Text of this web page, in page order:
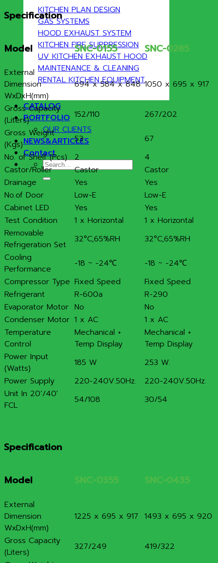
KITCHEN PLAN DESIGN
GAS SYSTEMS
HOOD EXHAUST SYSTEM
KITCHEN FIRE SUPPRESSION
UV KITCHEN EXHAUST HOOD
MAINTENANCE & CLEANING
RENTAL KITCHEN EQUIPMENT
CATALOG
PORTFOLIO
OUR CLIENTS
NEWS&ARTICLES
Contact
Search
for:
Specification
Model SNC-0155 SNC-0285
External
Dimension
WxDxH(mm)
694 x 584 x 848 1050 x 695 x 917
Gross Capacity
(Liters)
152/110
267/202
Gross Weight
(Kgs)
53
67
No. of Shelf (Pcs)
2
4
Castor/Roller
Castor
Castor
Drainage
Yes
Yes
No.of Door
Low-E
Low-E
Cabinet LED
Yes
Yes
Test Condition
1 x Horizontal
1 x Horizontal
Removable
Refrigeration Set
32°C,65%RH
32°C,65%RH
Cooling
Performance
-18 ~ -24℃
-18 ~ -24℃
Compressor Type Fixed Speed
Fixed Speed
Refrigerant
R-600a
R-290
Evaporator Motor No
No
Condenser Motor 1 x AC
1 x AC
Temperature
Control
Mechanical +
Temp Display
Mechanical +
Temp Display
Power Input
(Watts)
185 W
253 W.
Power Supply
220-240V.50Hz.
220-240V.50Hz.
Unit In 20’/40′
FCL
54/108 30/54
Specification
Model SNC-0355 SNC-0435
External
Dimension
WxDxH(mm)
1225 x 695 x 917 1493 x 695 x 920
Gross Capacity
(Liters)
327/249
419/322